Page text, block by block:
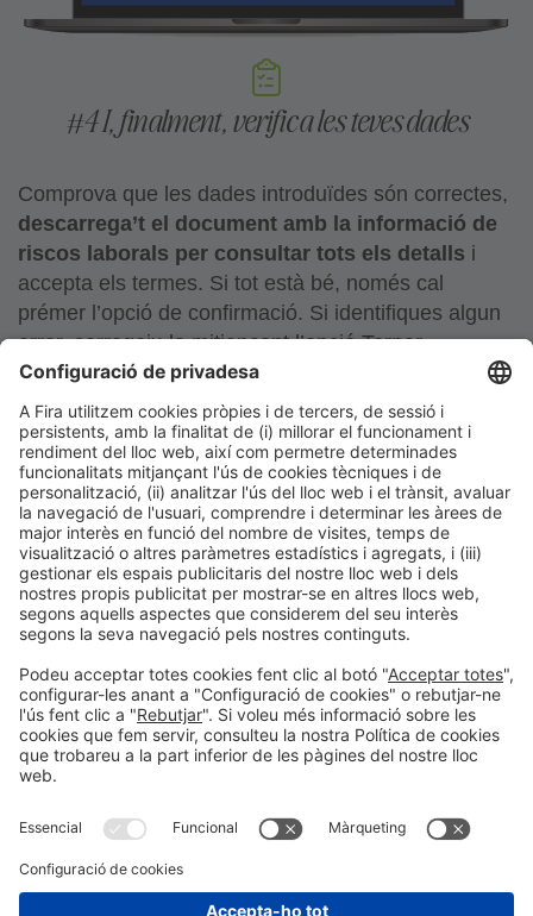
#4 I, finalment, verifica les teves dades
Comprova que les dades introduïdes són correctes,
descarrega’t el document amb la informació de
riscos laborals per consultar tots els detalls i
accepta els termes. Si tot està bé, només cal
prémer l’opció de confirmació. Si identifiques algun
error, corregeix-lo mitjançant l’opció Tornar.
T'ajudem?
Si has tingut alguna complicació o necessites
resoldre algun dubte, posa’t en contacte
ambinfofira@firabarcelona.como truca alcall centre: